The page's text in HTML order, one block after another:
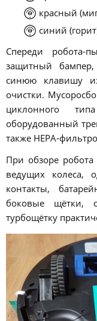
красный
синий
Спереди робота-
защитный
синюю клавишу
очистки.
циклонного
оборудованный
также HEPA-
При обзоре
ведущих колеса,
контакты,
боковые щётки,
турбощётку